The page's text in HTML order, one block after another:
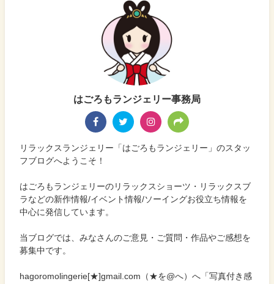
はごろもランジェリー事務局
リラックスランジェリー「はごろもランジェリー」のスタッ
フブログへようこそ！
はごろもランジェリーのリラックスショーツ・リラックスブ
ラなどの新作情報/イベント情報/ソーイングお役立ち情報を
中心に発信しています。
当ブログでは、みなさんのご意見・ご質問・作品やご感想を
募集中です。
hagoromolingerie[★]gmail.com（★を@へ）へ「写真付き感